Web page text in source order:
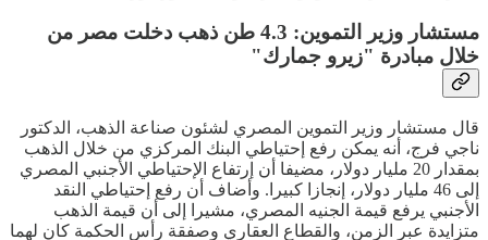
مستشار وزير التموين: 4.3 طن ذهب دخلت مصر من
خلال مبادرة "زيرو جمارك"
قال مستشار وزير التموين المصري لشئون صناعة الذهب، الدكتور
ناجي فرج، أنه يمكن رفع إحتياطي البنك المركزي من خلال الذهب
بمقدار 20 مليار دولار، مضيفا أن إرتفاع الإحتياطي الأجنبي المصري
إلى 46 مليار دولار، إنجازا كبيرا. وأضاف أن رفع إحتياطي النقد
الأجنبي يرفع قيمة الجنيه المصري، مشيرا إلى أن قيمة الذهب
متزايدة عبر الزمن، والقطاع العقاري وصفقة رأس الحكمة كان لهما